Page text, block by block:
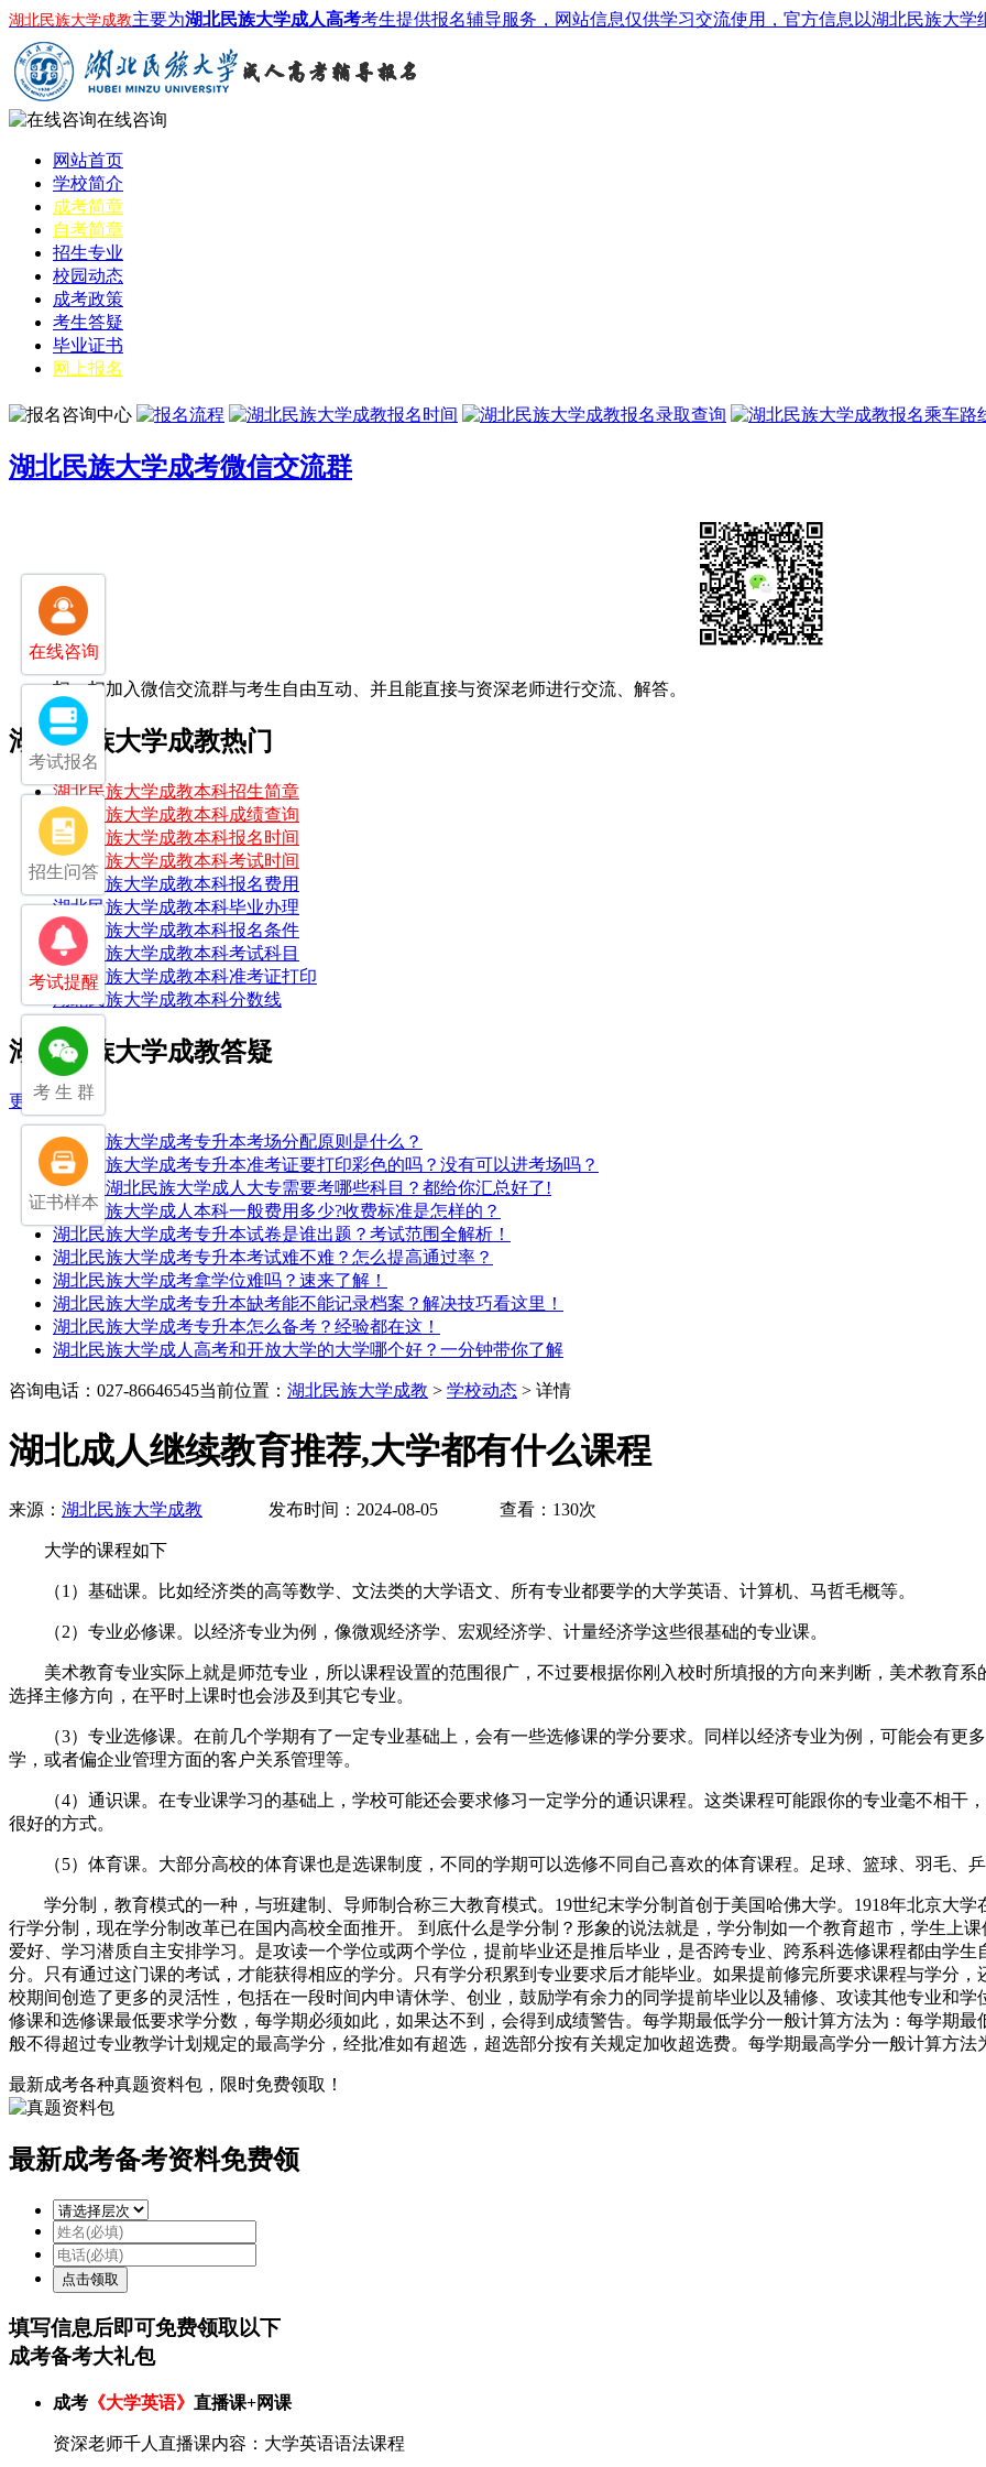
湖北民族大学成教主要为湖北民族大学成人高考考生提供报名辅导服务，网站信息仅供学习交流使用，官方信息以湖北民族大学
在线咨询
网站首页
学校简介
成考简章
自考简章
招生专业
校园动态
成考政策
考生答疑
毕业证书
网上报名
湖北民族大学成考微信交流群
扫一扫加入微信交流群与考生自由互动、并且能直接与资深老师进行交流、解答。
湖北民族大学成教热门
湖北民族大学成教本科招生简章
湖北民族大学成教本科成绩查询
湖北民族大学成教本科报名时间
湖北民族大学成教本科考试时间
湖北民族大学成教本科报名费用
湖北民族大学成教本科毕业办理
湖北民族大学成教本科报名条件
湖北民族大学成教本科考试科目
湖北民族大学成教本科准考证打印
湖北民族大学成教本科分数线
湖北民族大学成教答疑
更多>>
湖北民族大学成考专升本考场分配原则是什么？
湖北民族大学成考专升本准考证要打印彩色的吗？没有可以进考场吗？
中专考湖北民族大学成人大专需要考哪些科目？都给你汇总好了!
湖北民族大学成人本科一般费用多少?收费标准是怎样的？
湖北民族大学成考专升本试卷是谁出题？考试范围全解析！
湖北民族大学成考专升本考试难不难？怎么提高通过率？
湖北民族大学成考拿学位难吗？速来了解！
湖北民族大学成考专升本缺考能不能记录档案？解决技巧看这里！
湖北民族大学成考专升本怎么备考？经验都在这！
湖北民族大学成人高考和开放大学的大学哪个好？一分钟带你了解
咨询电话：027-86646545当前位置： 湖北民族大学成教 > 学校动态 > 详情
湖北成人继续教育推荐,大学都有什么课程
来源： 湖北民族大学成教 发布时间：2024-08-05 查看：130次
大学的课程如下
（1）基础课。比如经济类的高等数学、文法类的大学语文、所有专业都要学的大学英语、计算机、马哲毛概等。
（2）专业必修课。以经济专业为例，像微观经济学、宏观经济学、计量经济学这些很基础的专业课。
美术教育专业实际上就是师范专业，所以课程设置的范围很广，不过要根据你刚入校时所填报的方向来判断，美术教育系
选择主修方向，在平时上课时也会涉及到其它专业。
（3）专业选修课。在前几个学期有了一定专业基础上，会有一些选修课的学分要求。同样以经济专业为例，可能会有更
学，或者偏企业管理方面的客户关系管理等。
（4）通识课。在专业课学习的基础上，学校可能还会要求修习一定学分的通识课程。这类课程可能跟你的专业毫不相干
很好的方式。
（5）体育课。大部分高校的体育课也是选课制度，不同的学期可以选修不同自己喜欢的体育课程。足球、篮球、羽毛、
学分制，教育模式的一种，与班建制、导师制合称三大教育模式。19世纪末学分制首创于美国哈佛大学。1918年北京大学
行学分制，现在学分制改革已在国内高校全面推开。 到底什么是学分制？形象的说法就是，学分制如一个教育超市，学生上
爱好、学习潜质自主安排学习。是攻读一个学位或两个学位，提前毕业还是推后毕业，是否跨专业、跨系科选修课程都由学
分。只有通过这门课的考试，才能获得相应的学分。只有学分积累到专业要求后才能毕业。如果提前修完所要求课程与学分
校期间创造了更多的灵活性，包括在一段时间内申请休学、创业，鼓励学有余力的同学提前毕业以及辅修、攻读其他专业和
修课和选修课最低要求学分数，每学期必须如此，如果达不到，会得到成绩警告。每学期最低学分一般计算方法为：每学期
般不得超过专业教学计划规定的最高学分，经批准如有超选，超选部分按有关规定加收超选费。每学期最高学分一般计算方
最新成考各种真题资料包，限时免费领取！
最新成考备考资料免费领
填写信息后即可免费领取以下
成考备考大礼包
成考 《大学英语》 直播课+网课
资深老师千人直播课内容：大学英语语法课程
在线咨询
考试报名
招生问答
考试提醒
考 生 群
证书样本